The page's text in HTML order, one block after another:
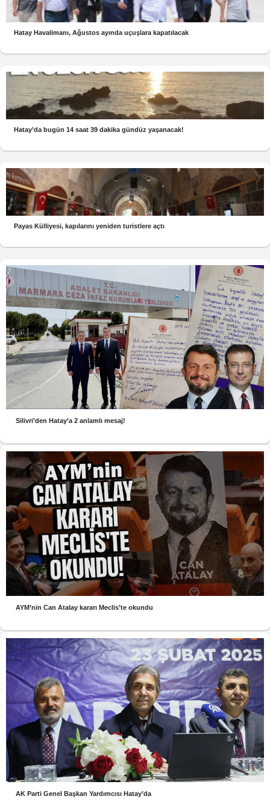
Hatay Havalimanı, Ağustos ayında uçuşlara kapatılacak
Hatay’da bugün 14 saat 39 dakika gündüz yaşanacak!
Payas Külliyesi, kapılarını yeniden turistlere açtı
Silivri’den Hatay’a 2 anlamlı mesaj!
AYM’nin Can Atalay kararı Meclis’te okundu
AK Parti Genel Başkan Yardımcısı Hatay’da